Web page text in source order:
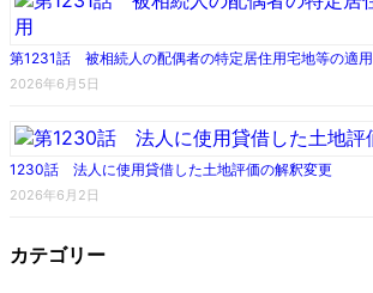
第1231話 被相続人の配偶者の特定居住用宅地等の適用
2026年6月5日
1230話 法人に使用貸借した土地評価の解釈変更
2026年6月2日
カテゴリー